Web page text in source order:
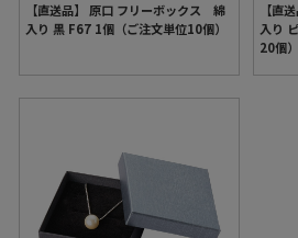
【直送品】 原口 フリーボックス 綿
入り 黒 F67 1個（ご注文単位10個）
【直
入り
20個）